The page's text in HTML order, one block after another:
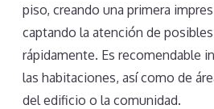
piso, creando una primera
captando la atención de
rápidamente. Es recomendable
las habitaciones, así como de
del edificio o la comunidad.